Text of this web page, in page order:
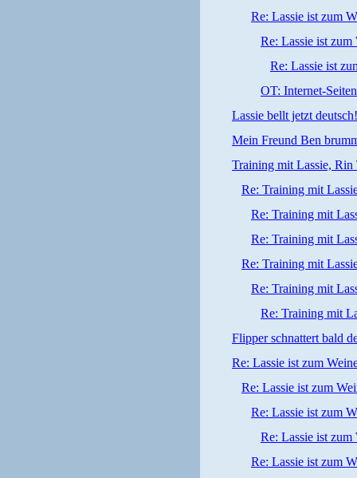
Re: Lassie ist zum
Re: Lassie ist
Re: Lassie ist
OT: Internet-
Lassie bellt jetzt deutsch!
Mein Freund Ben
Training mit Lassie,
Re: Training mit
Re: Training mit
Re: Training mit
Re: Training mit
Re: Training mit
Re: Training mit
Flipper schnattert bald
Re: Lassie ist zum
Re: Lassie ist zum
Re: Lassie ist zum
Re: Lassie ist zum
Re: Lassie ist zum